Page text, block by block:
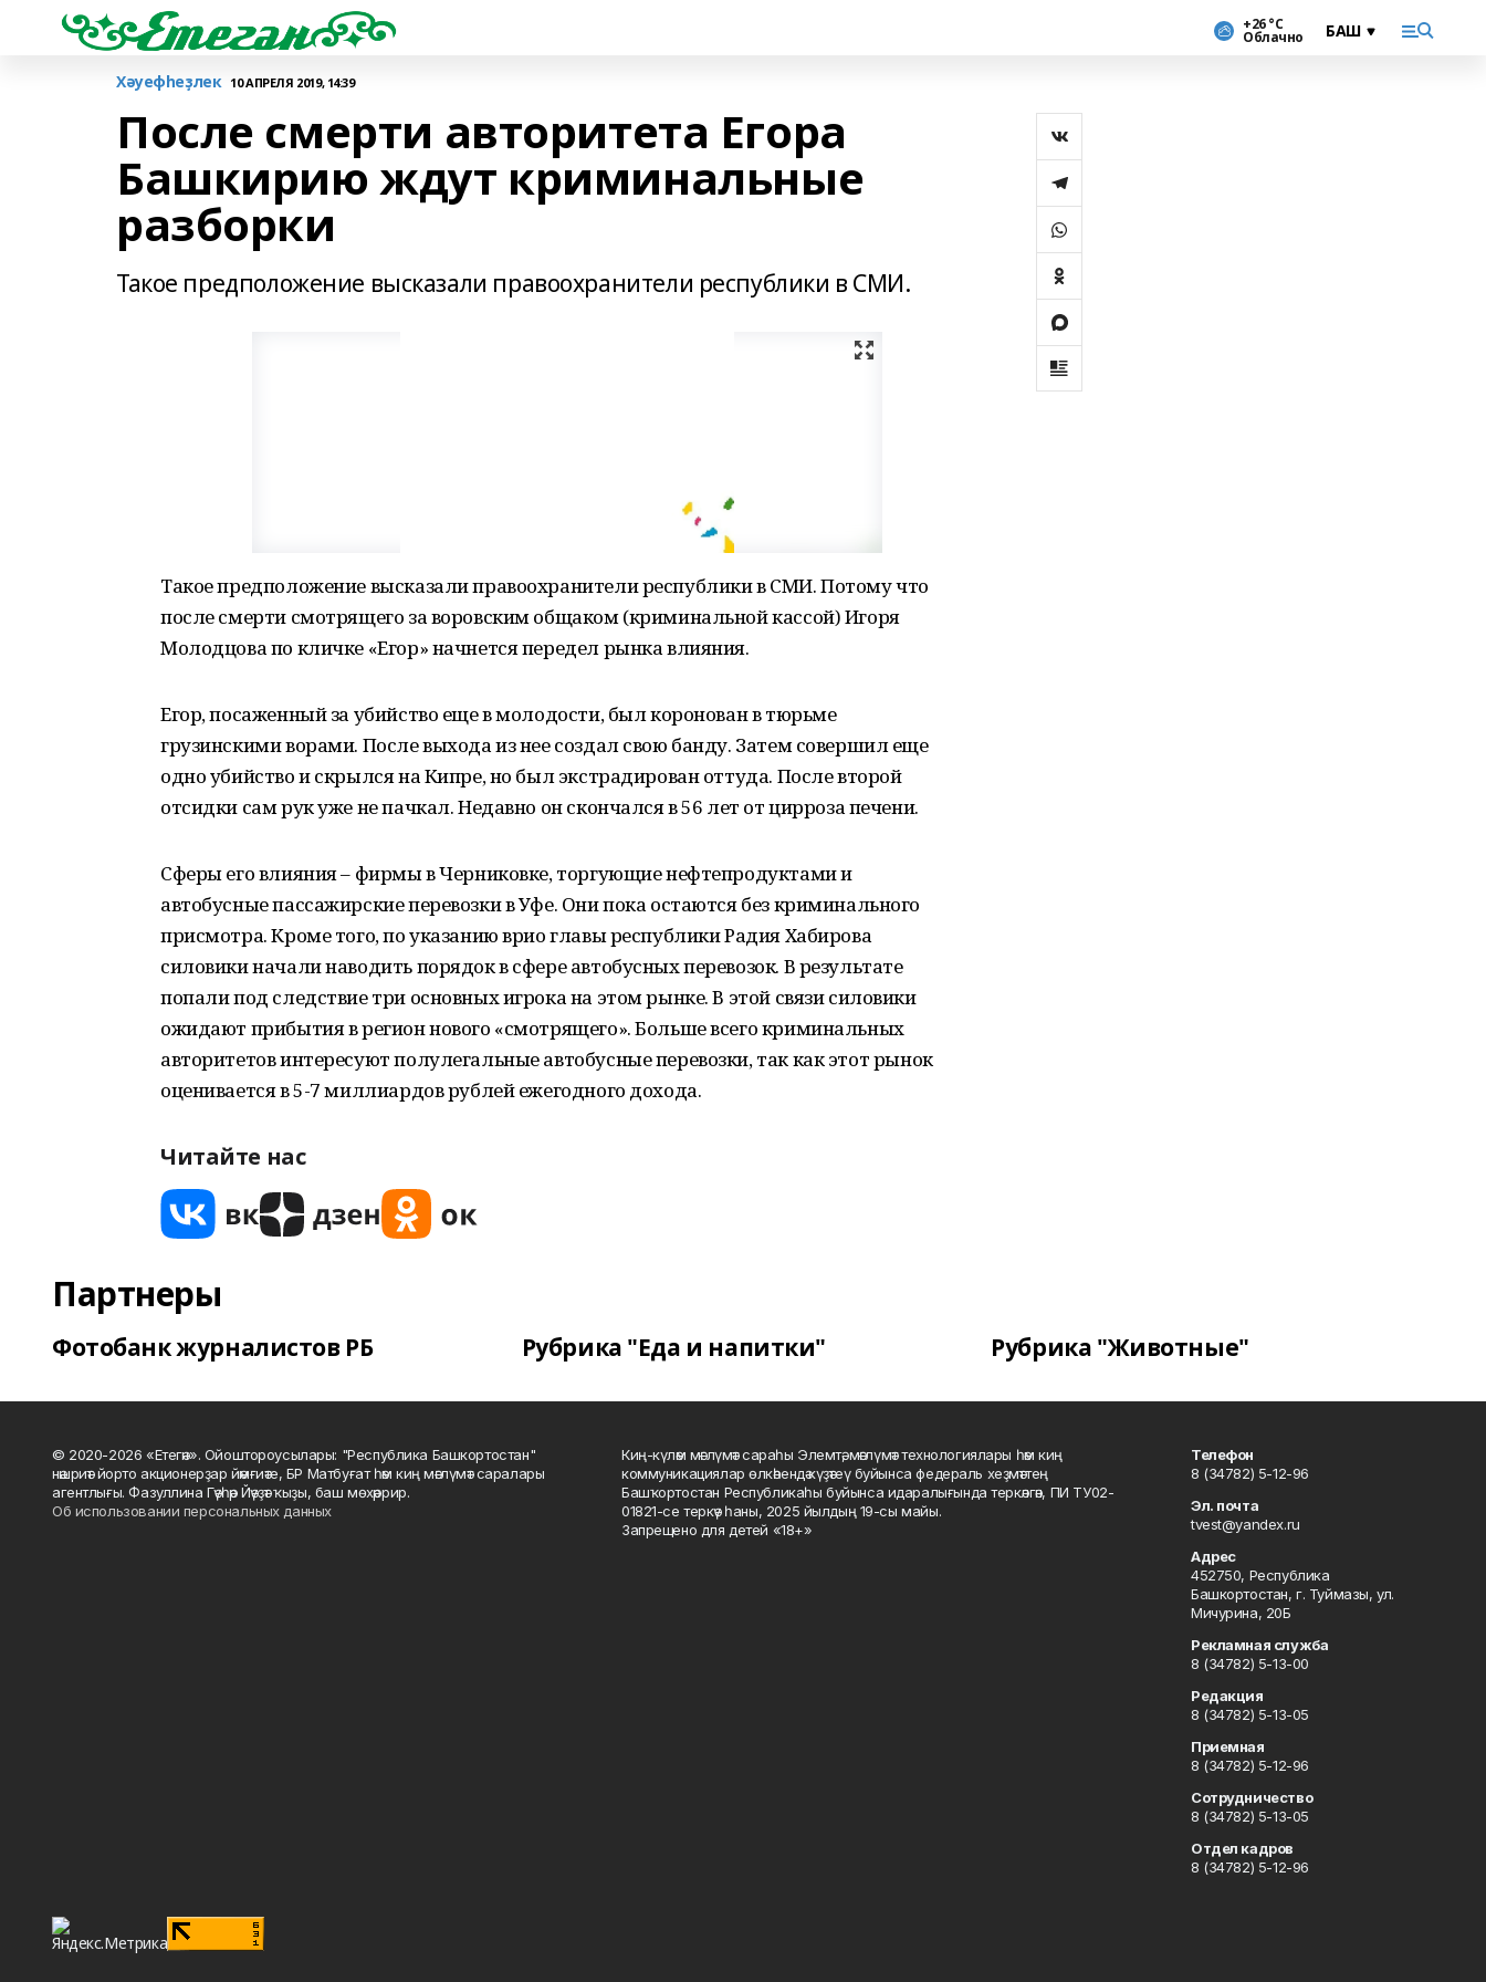
+26 °С
Облачно
Хәуефһеҙлек 10 АПРЕЛЯ 2019, 14:39
После смерти авторитета Егора
Башкирию ждут криминальные
разборки
Такое предположение высказали правоохранители республики в СМИ.
Такое предположение высказали правоохранители республики в СМИ. Потому что
после смерти смотрящего за воровским общаком (криминальной кассой) Игоря
Молодцова по кличке «Егор» начнется передел рынка влияния.
Егор, посаженный за убийство еще в молодости, был коронован в тюрьме
грузинскими ворами. После выхода из нее создал свою банду. Затем совершил еще
одно убийство и скрылся на Кипре, но был экстрадирован оттуда. После второй
отсидки сам рук уже не пачкал. Недавно он скончался в 56 лет от цирроза печени.
Сферы его влияния – фирмы в Черниковке, торгующие нефтепродуктами и
автобусные пассажирские перевозки в Уфе. Они пока остаются без криминального
присмотра. Кроме того, по указанию врио главы республики Радия Хабирова
силовики начали наводить порядок в сфере автобусных перевозок. В результате
попали под следствие три основных игрока на этом рынке. В этой связи силовики
ожидают прибытия в регион нового «смотрящего». Больше всего криминальных
авторитетов интересуют полулегальные автобусные перевозки, так как этот рынок
оценивается в 5-7 миллиардов рублей ежегодного дохода.
Читайте нас
Партнеры
Фотобанк журналистов РБ Рубрика "Еда и напитки" Рубрика "Животные"
© 2020-2026 «Етегән». Ойоштороусылары: "Республика Башкортостан"
нәшриәт йорто акционерҙар йәмғиәте, БР Матбуғат һәм киң мәғлүмәт саралары
агентлығы. Фазуллина Гәүһәр Йәүҙәт ҡыҙы, баш мөхәррир.
Об использовании персональных данных
Киң-күләм мәғлүмәт сараһы Элемтә, мәғлүмәт технологиялары һәм киң
коммуникациялар өлкәһендә күҙәтеү буйынса федераль хеҙмәттең
Башҡортостан Республикаһы буйынса идаралығында теркәлгән, ПИ ТУ02-
01821-се теркәү һаны, 2025 йылдың 19-сы майы.
Запрещено для детей «18+»
Телефон
8 (34782) 5-12-96
Эл. почта
tvest@yandex.ru
Адрес
452750, Республика
Башкортостан, г. Туймазы, ул.
Мичурина, 20Б
Рекламная служба
8 (34782) 5-13-00
Редакция
8 (34782) 5-13-05
Приемная
8 (34782) 5-12-96
Сотрудничество
8 (34782) 5-13-05
Отдел кадров
8 (34782) 5-12-96